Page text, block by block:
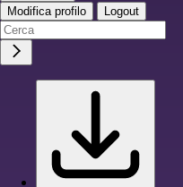
Modifica profilo Logout